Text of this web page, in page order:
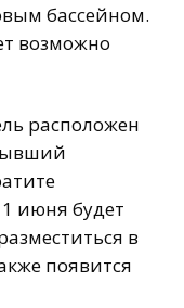
бассейном.
возможно
расположен
июня будет
в
появится